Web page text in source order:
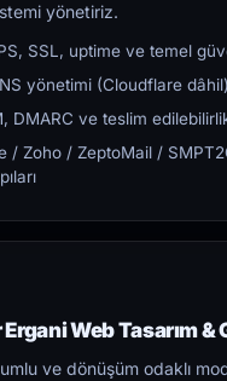
yönetiriz.
SSL, uptime ve temel
yönetimi (Cloudflare dâhil)
DMARC ve teslim
/ Zoho / ZeptoMail /
Web Tasarım
ve dönüşüm odaklı